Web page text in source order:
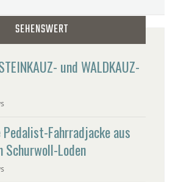
SEHENSWERT
und WALDKAUZ-
Pedalist-Fahrradjacke aus
Schurwoll-Loden